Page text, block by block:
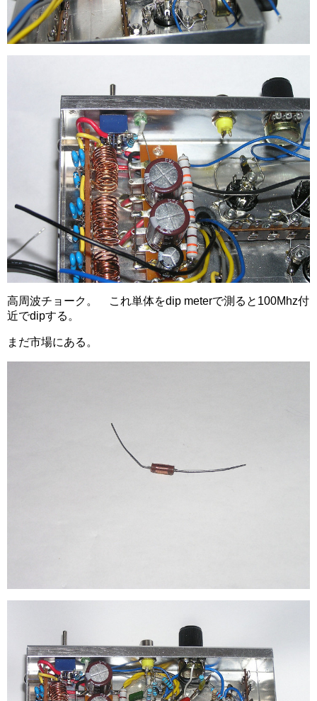
高周波チョーク。 これ単体をdip meterで測ると100Mhz付
近でdipする。
まだ市場にある。